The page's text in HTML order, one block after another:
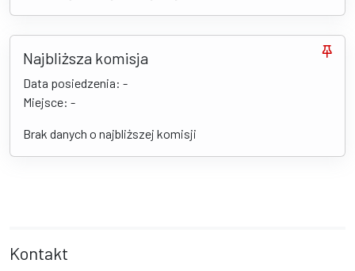
Najbliższa komisja
Data posiedzenia: -
Miejsce: -
Brak danych o najbliższej komisji
Kontakt